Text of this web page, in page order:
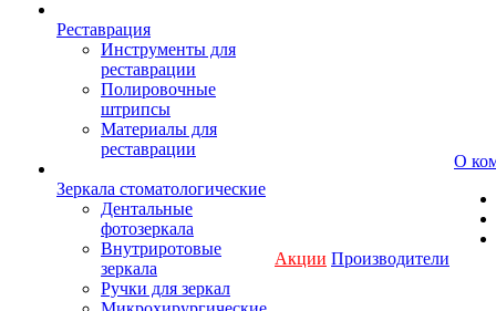
Реставрация
Инструменты для
реставрации
Полировочные
штрипсы
Материалы для
реставрации
Зеркала стоматологические
Дентальные
фотозеркала
Внутриротовые
зеркала
Ручки для зеркал
Акции Производители
О